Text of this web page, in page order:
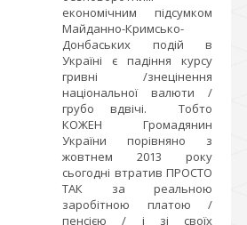
економічним підсумком
Майданно-Кримсько-
Донбаських подій в
Україні є падіння курсу
гривні /знецінення
національної валюти /
грубо вдвічі. Тобто
КОЖЕН Громадянин
України порівняно з
жовтнем 2013 року
сьогодні втратив ПРОСТО
ТАК за реальною
заробітною платою /
пенсією / і зі своїх